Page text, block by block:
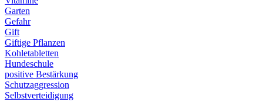
Garten
Gefahr
Gift
Giftige Pflanzen
Kohletabletten
Hundeschule
positive Bestärkung
Schutzaggression
Selbstverteidigung